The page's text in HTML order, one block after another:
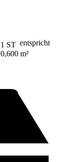
1 ST entspricht
0,600 m²